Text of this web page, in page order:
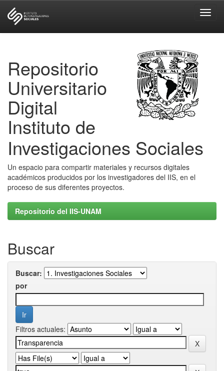
Repositorio
Universitario
Digital
Instituto de
Investigaciones Sociales
Un espacio para compartir materiales y recursos digitales
académicos producidos por los investigadores del IIS, en el
proceso de sus diferentes proyectos.
Repositorio del IIS-UNAM
Buscar
Buscar:
por
Filtros actuales: